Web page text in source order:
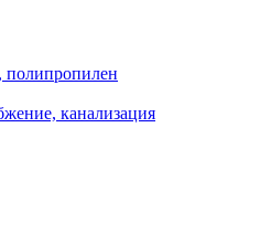
полипропилен
канализация